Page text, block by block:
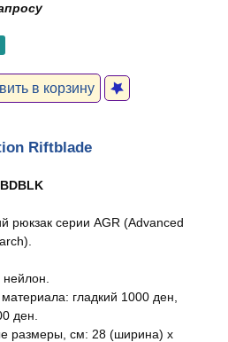
в корзину
Riftblade
рюкзак серии AGR (Advanced
гладкий 1000 ден,
ден.
размеры, см: 28 (ширина) x